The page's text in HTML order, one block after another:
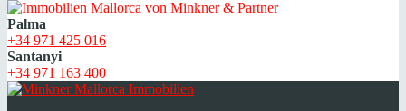
Palma
+34 971 425 016
Santanyi
+34 971 163 400